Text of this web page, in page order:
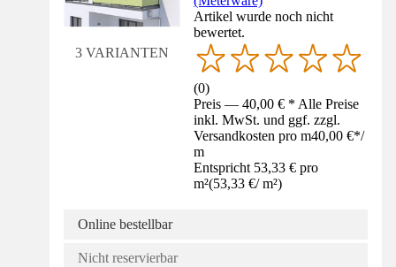
3 VARIANTEN
Artikel wurde noch nicht
bewertet.
(0)
Preis — 40,00 € * Alle Preise
inkl. MwSt. und ggf. zzgl.
Versandkosten pro m40,00 €*/
m
Entspricht 53,33 € pro
m²(53,33 €/ m²)
Online bestellbar
Nicht reservierbar